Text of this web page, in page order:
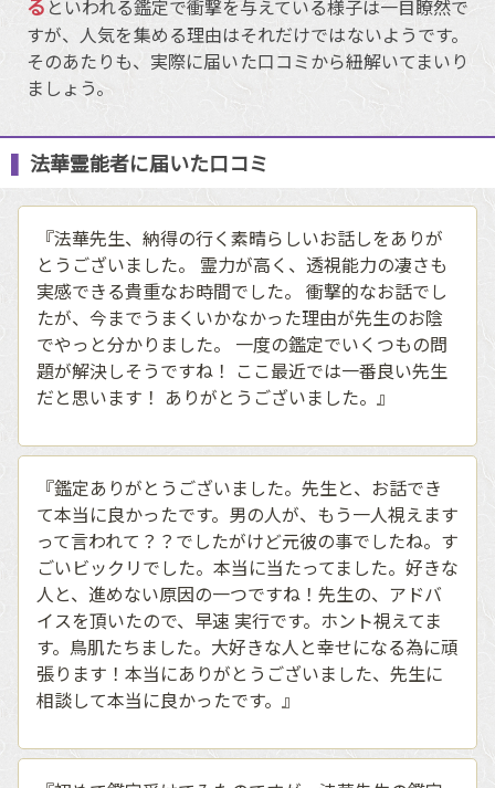
といわれる鑑定で衝撃を与えている様子は一目瞭然で
すが、人気を集める理由はそれだけではないようです。
そのあたりも、実際に届いた口コミから紐解いてまいり
ましょう。
法華霊能者に届いた口コミ
『法華先生、納得の行く素晴らしいお話しをありが
とうございました。 霊力が高く、透視能力の凄さも
実感できる貴重なお時間でした。 衝撃的なお話でし
たが、今までうまくいかなかった理由が先生のお陰
でやっと分かりました。 一度の鑑定でいくつもの問
題が解決しそうですね！ ここ最近では一番良い先生
だと思います！ ありがとうございました。』
『鑑定ありがとうございました。先生と、お話でき
て本当に良かったです。男の人が、もう一人視えます
って言われて？？でしたがけど元彼の事でしたね。す
ごいビックリでした。本当に当たってました。好きな
人と、進めない原因の一つですね！先生の、アドバ
イスを頂いたので、早速 実行です。ホント視えてま
す。鳥肌たちました。大好きな人と幸せになる為に頑
張ります！本当にありがとうございました、先生に
相談して本当に良かったです。』